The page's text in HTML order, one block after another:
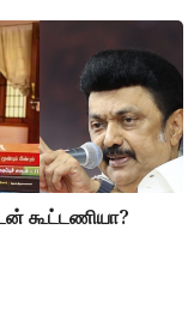
கூட்டணியா?